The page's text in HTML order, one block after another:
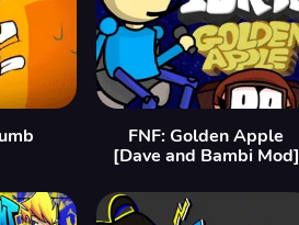
FNF: Golden Apple
[Dave and Bambi Mod]